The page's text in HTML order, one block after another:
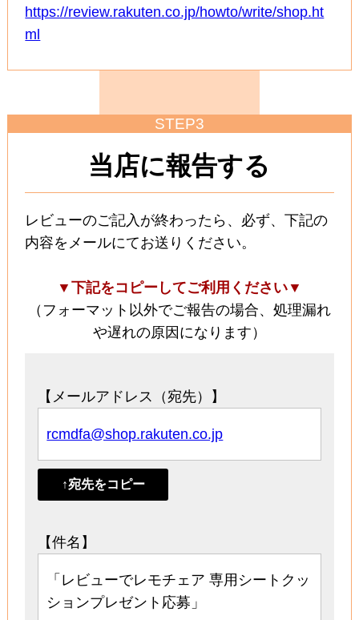
https://review.rakuten.co.jp/howto/write/shop.ht
ml
STEP3
当店に報告する
レビューのご記入が終わったら、必ず、下記の
内容をメールにてお送りください。
▼下記をコピーしてご利用ください▼
（フォーマット以外でご報告の場合、処理漏れ
や遅れの原因になります）
【メールアドレス（宛先）】
rcmdfa@shop.rakuten.co.jp
↑宛先をコピー
【件名】
「レビューでレモチェア 専用シートクッ
ションプレゼント応募」